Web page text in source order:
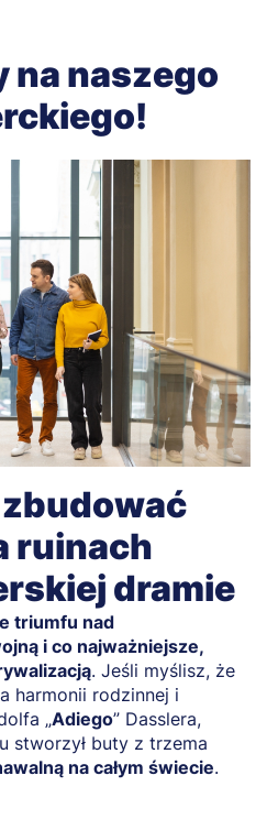
na naszego
ruinach
dramie
triumfu nad
i co najważniejsze,
. Jeśli myślisz, że
harmonii rodzinnej i
„Adiego” Dasslera,
stworzył buty z trzema
na całym świecie.